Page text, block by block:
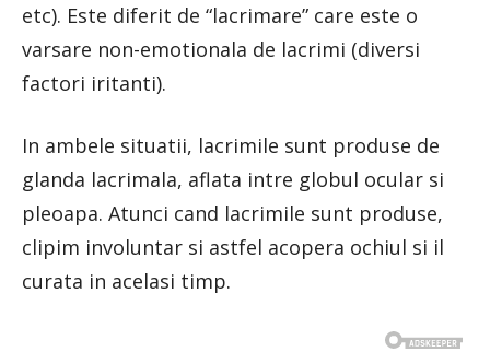
etc). Este diferit de “lacrimare” care este o
varsare non-emotionala de lacrimi (diversi
factori iritanti).
In ambele situatii, lacrimile sunt produse de
glanda lacrimala, aflata intre globul ocular si
pleoapa. Atunci cand lacrimile sunt produse,
clipim involuntar si astfel acopera ochiul si il
curata in acelasi timp.